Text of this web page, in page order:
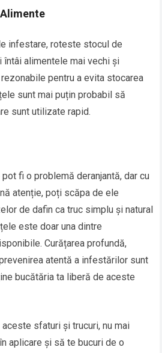
infestare, roteste stocul de
întâi alimentele mai vechi și
pentru a evita stocarea
sunt mai puțin probabil să
sunt utilizate rapid.
fi o problemă deranjantă, dar cu
atenție, poți scăpa de ele
de dafin ca truc simplu și natural
este doar una dintre
Curățarea profundă,
atentă a infestărilor sunt
bucătăria ta liberă de aceste
sfaturi și trucuri, nu mai
aplicare și să te bucuri de o